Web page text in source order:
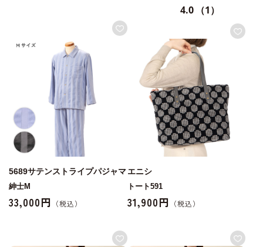
4.0 （1）
5689サテンストライプパジャマ
紳士M
33,000円
エニシ
トート591
31,900円